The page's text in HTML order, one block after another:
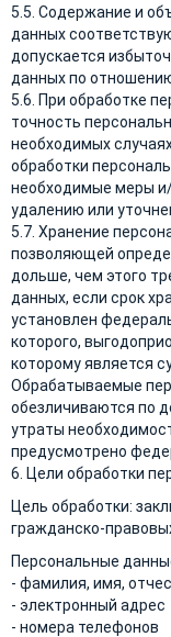
5.5. Содержание и
данных
допускается
данных по
5.6. При обработке
точность
необходимых
обработки
необходимые меры
удалению или
5.7. Хранение
позволяющей
дольше, чем этого
данных, если срок
установлен
которого,
которому является
Обрабатываемые
обезличиваются по
утраты
предусмотрено
6. Цели обработки
Цель обработки:
гражданско-
Персональные
- фамилия, имя,
- электронный адрес
- номера телефонов